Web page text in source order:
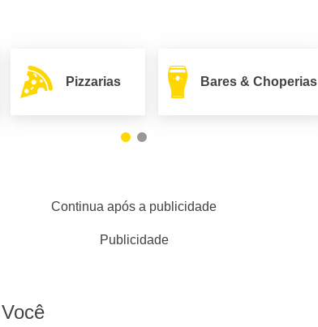
Pizzarias Bares & Choperias
Continua após a publicidade
Publicidade